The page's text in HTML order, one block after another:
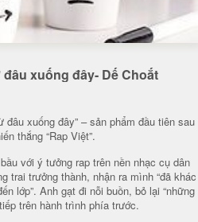
xuống đây- Dế Choắt
đâu xuống đây” – sản phẩm đầu tiên sau
thắng “Rap Việt”.
với ý tưởng rap trên nền nhạc cụ dân
trai trưởng thành, nhận ra mình “đã khác
lớp”. Anh gạt đi nỗi buồn, bỏ lại “những
trên hành trình phía trước.